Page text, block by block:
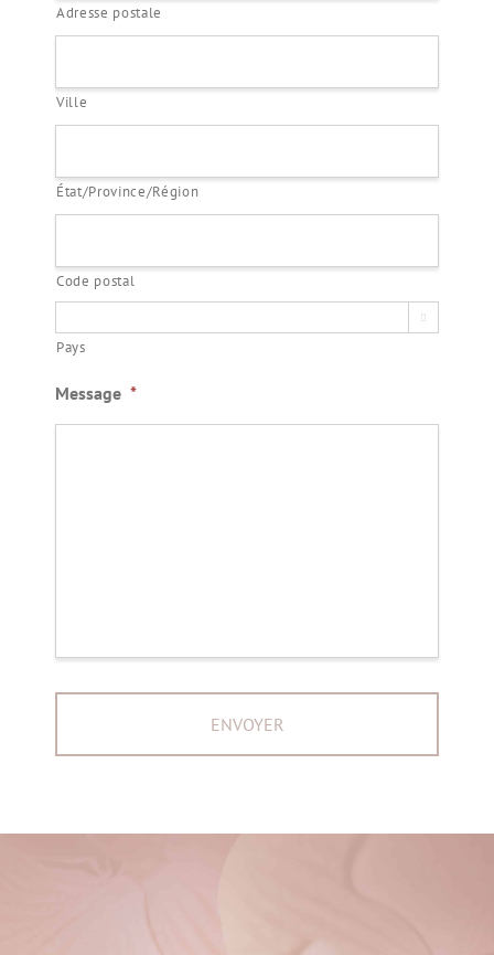
Adresse postale
Ville
État/Province/Région
Code postal

Pays
Message *